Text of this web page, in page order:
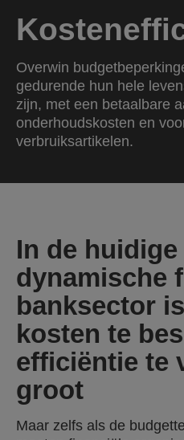
Overwin
gedurende hun hele
zijn, met een betaalbare
onderhoudskosten en
verbruiksartikelen.
In de
dynamische
banksector
kosten te
efficiëntie te
groot
Maar zelfs als de